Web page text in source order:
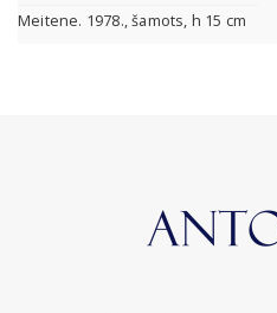
Meitene. 1978., šamots, h 15 cm